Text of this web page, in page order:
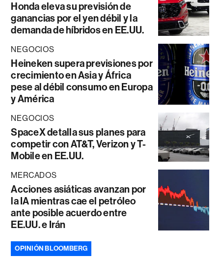
Honda eleva su previsión de
ganancias por el yen débil y la
demanda de híbridos en EE.UU.
NEGOCIOS
Heineken supera previsiones por
crecimiento en Asia y África
pese al débil consumo en Europa
y América
NEGOCIOS
SpaceX detalla sus planes para
competir con AT&T, Verizon y T-
Mobile en EE.UU.
MERCADOS
Acciones asiáticas avanzan por
la IA mientras cae el petróleo
ante posible acuerdo entre
EE.UU. e Irán
OPINIÓN BLOOMBERG